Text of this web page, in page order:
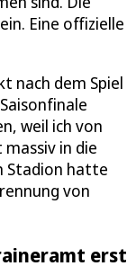
Eine offizielle
nach dem Spiel
weil ich von
in die
Stadion hatte
von
erst